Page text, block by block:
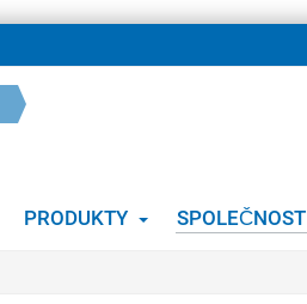
PRODUKTY SPOLEČNOST